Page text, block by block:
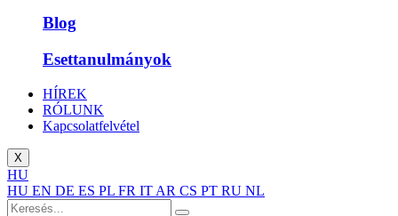
Blog
Esettanulmányok
HÍREK
RÓLUNK
Kapcsolatfelvétel
X
HU
HU EN DE ES PL FR IT AR CS PT RU NL